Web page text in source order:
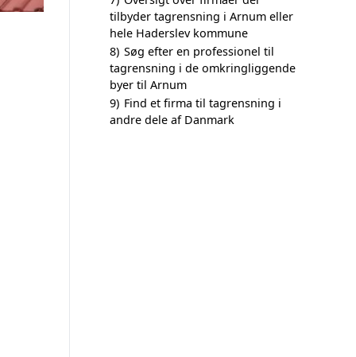
tilbyder tagrensning i Arnum eller
hele Haderslev kommune
8) Søg efter en professionel til
tagrensning i de omkringliggende
byer til Arnum
9) Find et firma til tagrensning i
andre dele af Danmark